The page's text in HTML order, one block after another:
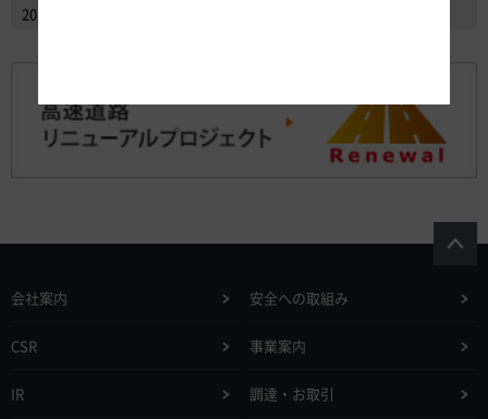
2014年2月以前のニュースリリースを見る
会社案内 安全への取組み
CSR 事業案内
IR 調達・お取引